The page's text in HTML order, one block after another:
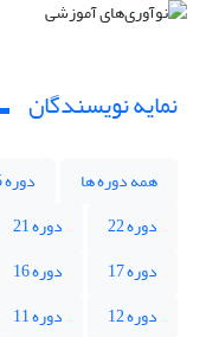
نمایه نویسندگان
همه دوره ها دوره 25
دوره 22
دوره 21
دوره 17
دوره 16
دوره 12
دوره 11